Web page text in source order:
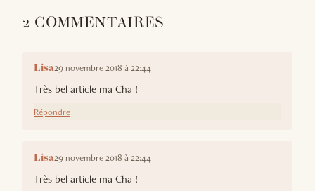
2 COMMENTAIRES
Lisa29 novembre 2018 à 22:44
Très bel article ma Cha !
Répondre
Lisa29 novembre 2018 à 22:44
Très bel article ma Cha !